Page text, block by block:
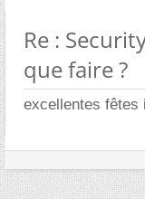
Re :
que faire ?
excellentes fêtes